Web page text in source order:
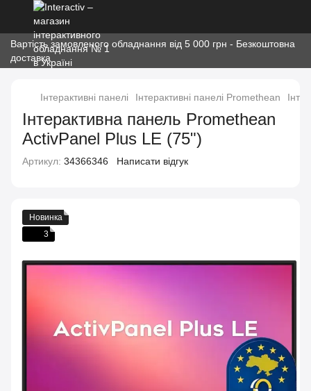
Вартість замовленого обладнання від 5 000 грн - Безкоштовна
доставка
Інтерактивні панелі Інтерактивні панелі Promethean
Інтерактивна панель Promethean
ActivPanel Plus LE (75")
Артикул: 34366346 Написати відгук
Новинка
3